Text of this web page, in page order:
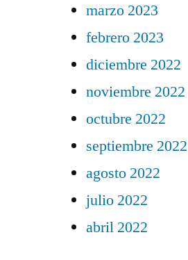
marzo 2023
febrero 2023
diciembre 2022
noviembre 2022
octubre 2022
septiembre 2022
agosto 2022
julio 2022
abril 2022